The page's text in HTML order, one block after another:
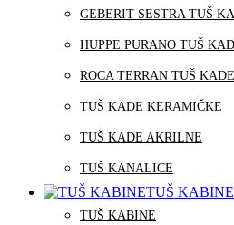
GEBERIT SESTRA TUŠ
HUPPE PURANO TUŠ
ROCA TERRAN TUŠ KADE
TUŠ KADE KERAMIČKE
TUŠ KADE AKRILNE
TUŠ KANALICE
TUŠ
TUŠ KABINE